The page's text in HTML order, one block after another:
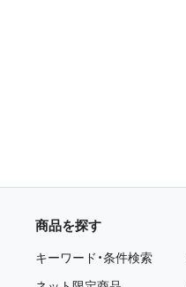
商品を探す
キーワード・条件検索